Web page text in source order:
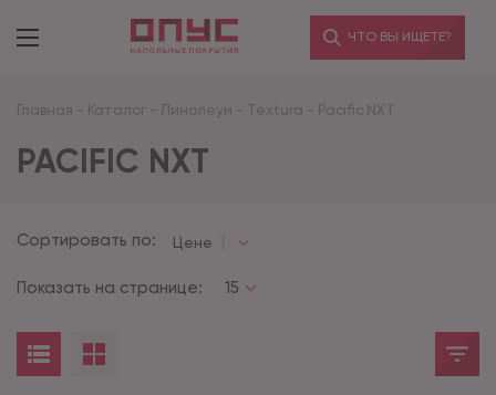
ЧТО ВЫ ИЩЕТЕ?
Главная - Каталог - Линолеум - Textura - Pacific NXT
PACIFIC NXT
Сортировать по: Цене
Показать на странице: 15